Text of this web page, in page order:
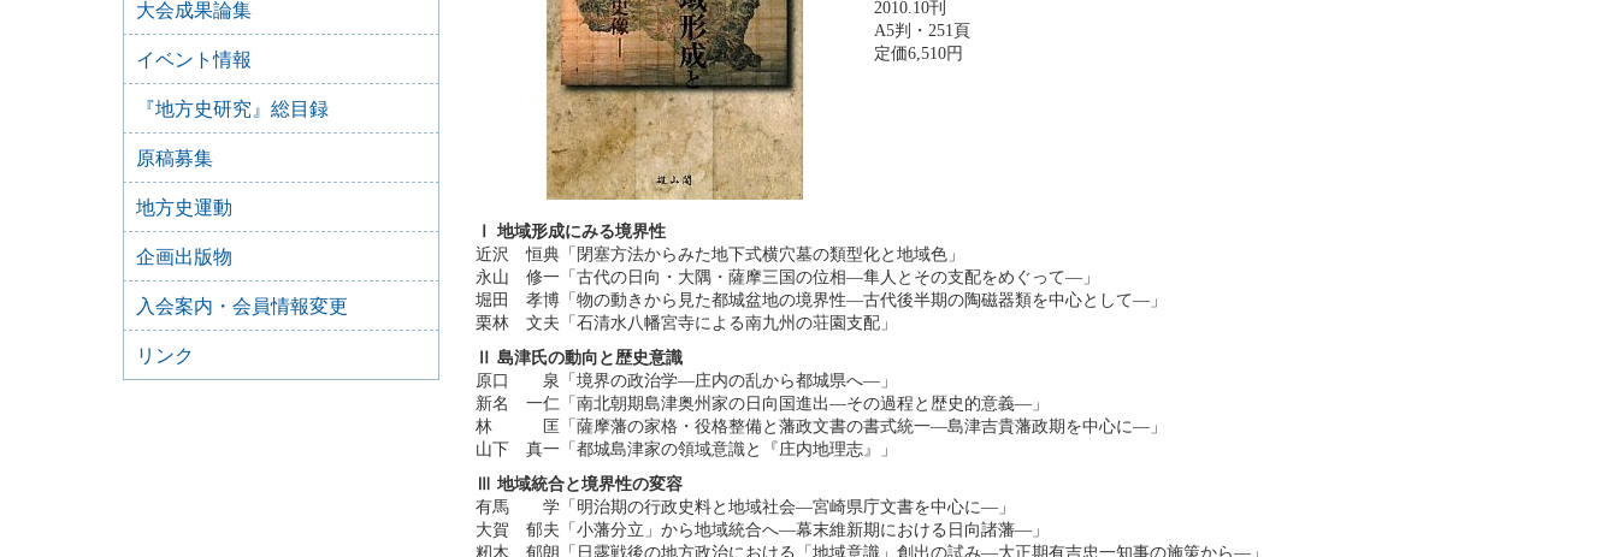
2010.10刊
A5判・251頁
定価6,510円
Ⅰ 地域形成にみる境界性
近沢 恒典「閉塞方法からみた地下式横穴墓の類型化と地域色」
永山 修一「古代の日向・大隅・薩摩三国の位相―隼人とその支配をめぐって―」
堀田 孝博「物の動きから見た都城盆地の境界性―古代後半期の陶磁器類を中心として―」
栗林 文夫「石清水八幡宮寺による南九州の荘園支配」
Ⅱ 島津氏の動向と歴史意識
原口 泉「境界の政治学―庄内の乱から都城県へ―」
新名 一仁「南北朝期島津奥州家の日向国進出―その過程と歴史的意義―」
林 匡「薩摩藩の家格・役格整備と藩政文書の書式統一―島津吉貴藩政期を中心に―」
山下 真一「都城島津家の領域意識と『庄内地理志』」
Ⅲ 地域統合と境界性の変容
有馬 学「明治期の行政史料と地域社会―宮崎県庁文書を中心に―」
大賀 郁夫「小藩分立」から地域統合へ―幕末維新期における日向諸藩―」
籾木 郁朗「日露戦後の地方政治における「地域意識」創出の試み―大正期有吉忠一知事の施策から―」
大会成果論集
イベント情報
『地方史研究』総目録
原稿募集
地方史運動
企画出版物
入会案内・会員情報変更
リンク